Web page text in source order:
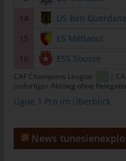
14
US Ben Guerdane
15
ES Métlaoui
16
ESS Sousse
CAF Champions League: |
(sofortiger Abstieg ohne
Ligue 1 Pro im Überblick
News
Personen, die unter der
Verantwortlichen oder des
personenbezogenen Daten zu
k) Einwilligung
Einwilligung ist jede von der
bestimmten Fall in
abgegebene
die betroffene Person zu
Verarbeitung der sie